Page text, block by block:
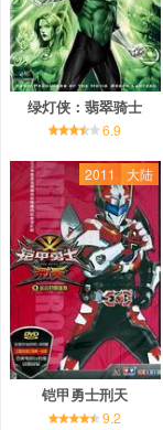
绿灯侠：翡翠骑士
6.9
2011 大陆
铠甲勇士刑天
9.2